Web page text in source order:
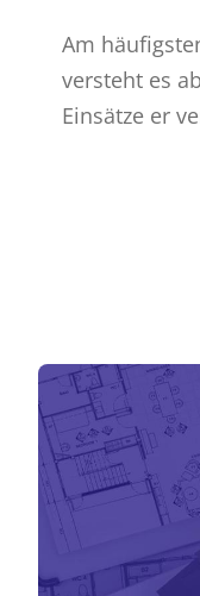
Am
versteht es
Einsätze er